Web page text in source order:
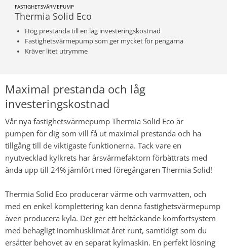
FASTIGHETSVÄRMEPUMP
Thermia Solid Eco
Hög prestanda till en låg investeringskostnad
Fastighetsvärmepump som ger mycket för pengarna
Kräver litet utrymme
Maximal prestanda och låg
investeringskostnad
Vår nya fastighetsvärmepump Thermia Solid Eco är
pumpen för dig som vill få ut maximal prestanda och ha
tillgång till de viktigaste funktionerna. Tack vare en
nyutvecklad kylkrets har årsvärmefaktorn förbättrats med
ända upp till 24% jämfört med föregångaren Thermia Solid!
Thermia Solid Eco producerar värme och varmvatten, och
med en enkel komplettering kan denna fastighetsvärmepump
även producera kyla. Det ger ett heltäckande komfortsystem
med behagligt inomhusklimat året runt, samtidigt som du
ersätter behovet av en separat kylmaskin. En perfekt lösning